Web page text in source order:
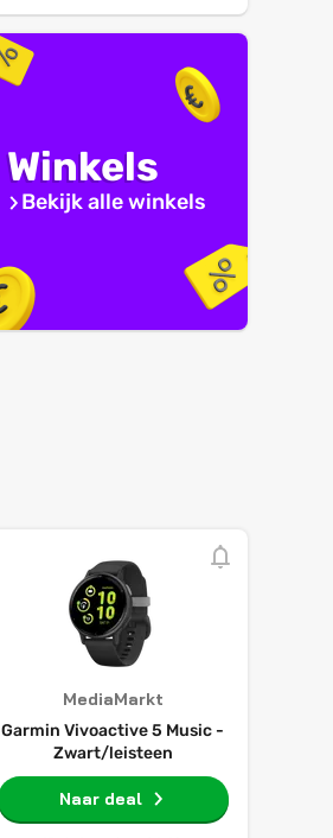
Winkels
Bekijk alle winkels
MediaMarkt
Garmin Vivoactive 5 Music -
Zwart/leisteen
Naar deal